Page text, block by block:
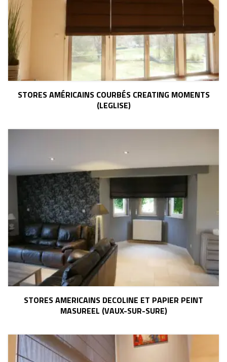
STORES AMÉRICAINS COURBÉS CREATING MOMENTS
(LEGLISE)
STORES AMERICAINS DECOLINE ET PAPIER PEINT
MASUREEL (VAUX-SUR-SURE)